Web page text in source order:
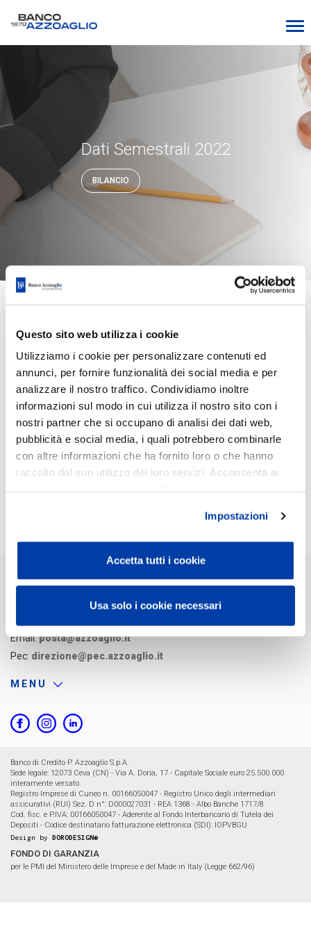
Questo sito web utilizza i cookie
Utilizziamo i cookie per personalizzare contenuti ed
annunci, per fornire funzionalità dei social media e per
analizzare il nostro traffico. Condividiamo inoltre
informazioni sul modo in cui utilizza il nostro sito con i
nostri partner che si occupano di analisi dei dati web,
pubblicità e social media, i quali potrebbero combinarle
con altre informazioni che ha fornito loro o che hanno
raccolto dal suo utilizzo dei loro servizi. Acconsenta ai
Impostazioni
Accetta tutti i cookie
Usa solo i cookie necessari
Dati Semestrali 2022
BILANCIO
22 2022
Sono stati pubblicati i dati semestrali del bilancio dell'esercizio
2022 del Banco.
nostro Istituto con fiducia, oltre a tutti i colleghi del Banco,
impegnati per offrire i migliori servizi e le più valide soluzioni alla
clientela.
RECAPITI SEDE
Email:posta@azzoaglio.it
Pec: direzione@pec.azzoaglio.it
MENU
Banco di Credito P. Azzoaglio S.p.A.
Sede legale: 12073 Ceva (CN) - Via A. Doria, 17 - Capitale Sociale euro 25.500.000
interamente versato.
Registro Imprese di Cuneo n. 00166050047 - Registro Unico degli intermediari
assicurativi (RUI) Sez. D n°: D000027031 - REA 1368 - Albo Banche 1717/8
Cod. fisc. e P.IVA: 00166050047 - Aderente al Fondo Interbancario di Tutela dei
Depositi - Codice destinatario fatturazione elettronica (SDI): IOPVBGU
Design by DORODESIGN®
FONDO DI GARANZIA
per le PMI del Ministero delle Imprese e del Made in Italy (Legge 662/96)